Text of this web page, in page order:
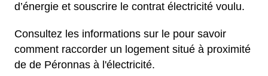
d’énergie et souscrire le contrat électricité voulu.
Consultez les informations sur le pour savoir
comment raccorder un logement situé à proximité
de de Péronnas à l'électricité.